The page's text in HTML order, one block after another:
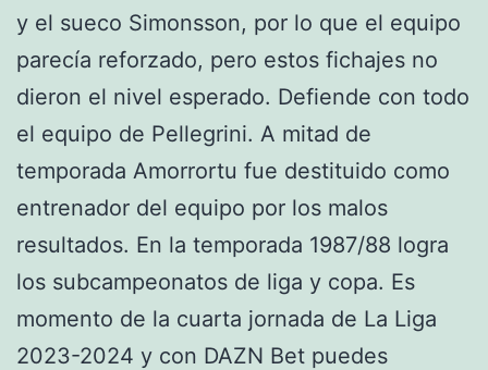
y el sueco Simonsson, por lo que el equipo
parecía reforzado, pero estos fichajes no
dieron el nivel esperado. Defiende con todo
el equipo de Pellegrini. A mitad de
temporada Amorrortu fue destituido como
entrenador del equipo por los malos
resultados. En la temporada 1987/88 logra
los subcampeonatos de liga y copa. Es
momento de la cuarta jornada de La Liga
2023-2024 y con DAZN Bet puedes